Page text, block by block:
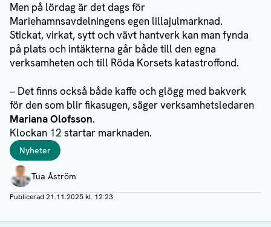
Men på lördag är det dags för
Mariehamnsavdelningens egen lillajulmarknad.
Stickat, virkat, sytt och vävt hantverk kan man fynda
på plats och intäkterna går både till den egna
verksamheten och till Röda Korsets katastroffond.
– Det finns också både kaffe och glögg med bakverk
för den som blir fikasugen, säger verksamhetsledaren
Mariana Olofsson.
Klockan 12 startar marknaden.
Taggar
Nyheter
Författare
Tua Åström
Publicerad21.11.2025 kl. 12:23